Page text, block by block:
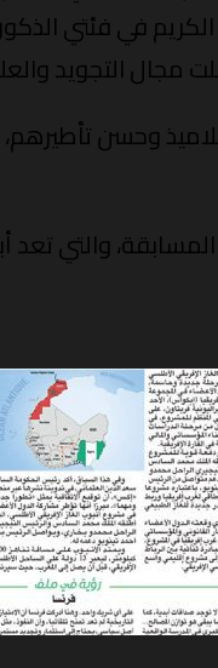
في فئتي
مجال التجويد
وحسن
والتي تعد